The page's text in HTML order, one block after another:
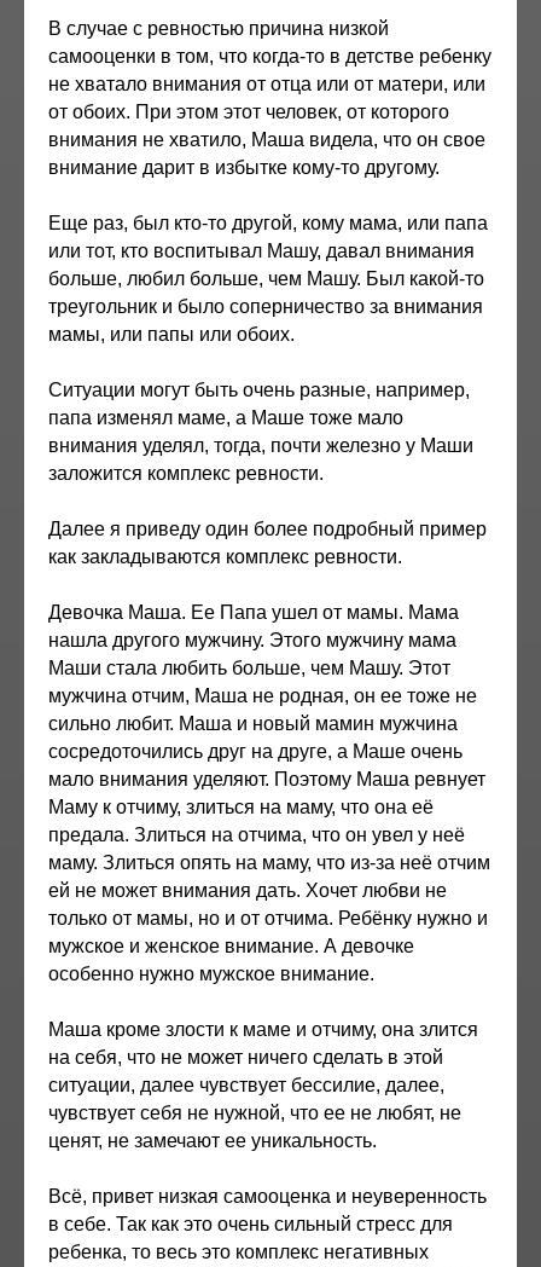
В случае с ревностью причина низкой
самооценки в том, что когда-то в детстве ребенку
не хватало внимания от отца или от матери, или
от обоих. При этом этот человек, от которого
внимания не хватило, Маша видела, что он свое
внимание дарит в избытке кому-то другому.
Еще раз, был кто-то другой, кому мама, или папа
или тот, кто воспитывал Машу, давал внимания
больше, любил больше, чем Машу. Был какой-то
треугольник и было соперничество за внимания
мамы, или папы или обоих.
Ситуации могут быть очень разные, например,
папа изменял маме, а Маше тоже мало
внимания уделял, тогда, почти железно у Маши
заложится комплекс ревности.
Далее я приведу один более подробный пример
как закладываются комплекс ревности.
Девочка Маша. Ее Папа ушел от мамы. Мама
нашла другого мужчину. Этого мужчину мама
Маши стала любить больше, чем Машу. Этот
мужчина отчим, Маша не родная, он ее тоже не
сильно любит. Маша и новый мамин мужчина
сосредоточились друг на друге, а Маше очень
мало внимания уделяют. Поэтому Маша ревнует
Маму к отчиму, злиться на маму, что она её
предала. Злиться на отчима, что он увел у неё
маму. Злиться опять на маму, что из-за неё отчим
ей не может внимания дать. Хочет любви не
только от мамы, но и от отчима. Ребёнку нужно и
мужское и женское внимание. А девочке
особенно нужно мужское внимание.
Маша кроме злости к маме и отчиму, она злится
на себя, что не может ничего сделать в этой
ситуации, далее чувствует бессилие, далее,
чувствует себя не нужной, что ее не любят, не
ценят, не замечают ее уникальность.
Всё, привет низкая самооценка и неуверенность
в себе. Так как это очень сильный стресс для
ребенка, то весь это комплекс негативных